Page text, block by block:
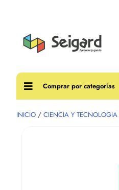
Comprar por categorías
INICIO / CIENCIA Y TECNOLOGIA